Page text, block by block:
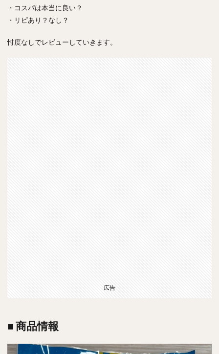
・コスパは本当に良い？
・リピあり？なし？
忖度なしでレビューしていきます。
広告
■ 商品情報